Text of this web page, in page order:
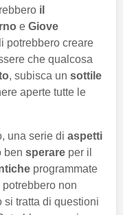
il
e Giove
potrebbero creare
che qualcosa
, subisca un sottile
aperte tutte le
una serie di aspetti
ben sperare per il
programmate
non
si tratta di questioni